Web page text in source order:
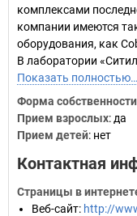
комплексами
компании имеются
оборудования, как
В лаборатории
Показать полностью…
Форма собственности
Прием взрослых: да
Прием детей: нет
Контактная
Страницы в
Веб-сайт: http://